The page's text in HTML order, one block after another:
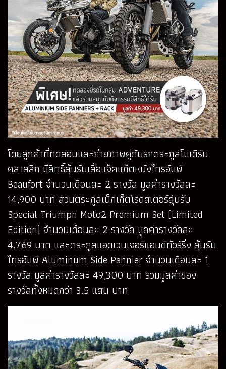
โดยลูกค้าที่ทดสอบและถ่ายภาพคู่กับรถตระกูลโมเดิร์น
คลาสสิก มีสิทธิ์ลุ้นรับเสื้อแจ็คแก็ตหนังไทรอัมพ์
Beaufort จำนวนเดือนละ 2 รางวัล มูลค่ารางวัลละ
14,900 บาท ส่วนตระกูลเน็กเก็ตโรดสเตอร์ลุ้นรับ
Special Triumph Moto2 Premium Set (Limited
Edition) จำนวนเดือนละ 2 รางวัล มูลค่ารางวัลละ
4,769 บาท และตระกูลแอดเวนเจอร์แอนด์ทัวร์ริ่ง ลุ้นรับ
ไทรอัมพ์ Aluminum Side Pannier จำนวนเดือนละ 1
รางวัล มูลค่ารางวัลละ 49,300 บาท รวมมูลค่าของ
รางวัลทั้งหมดกว่า 3.5 แสน บาท